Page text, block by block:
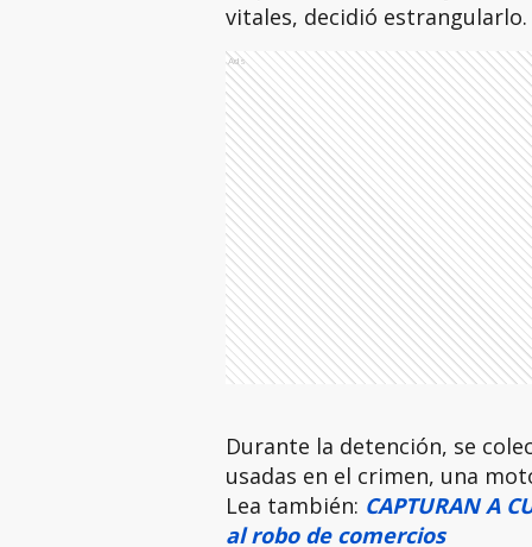
vitales, decidió estrangularlo.
Ads
Durante la detención, se
usadas en el crimen, una
Lea también: CAPTURAN A
al robo de comercios